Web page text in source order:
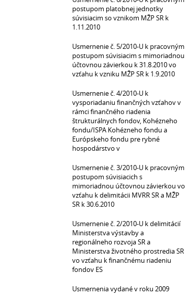
postupom platobnej jednotky
súvisiacim so vznikom MŽP SR k
1.11.2010
Usmernenie č. 5/2010-U k pracovným
postupom súvisiacim s mimoriadnou
účtovnou závierkou k 31.8.2010 vo
vzťahu k vzniku MŽP SR k 1.9.2010
Usmernenie č. 4/2010-U k
vysporiadaniu finančných vzťahov v
rámci finančného riadenia
štrukturálnych fondov, Kohézneho
fondu/ISPA Kohézneho fondu a
Európskeho fondu pre rybné
hospodárstvo v
Usmernenie č. 3/2010-U k pracovným
postupom súvisiacich s
mimoriadnou účtovnou závierkou vo
vzťahu k delimitácii MVRR SR a MŽP
SR k 30.6.2010
Usmernenie č. 2/2010-U k delimitácií
Ministerstva výstavby a
regionálneho rozvoja SR a
Ministerstva životného prostredia SR
vo vzťahu k finančnému riadeniu
fondov ES
Usmernenia vydané v roku 2009